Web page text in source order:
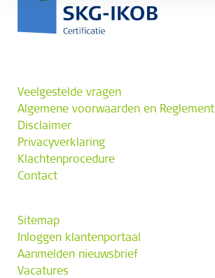
Veelgestelde vragen
Algemene voorwaarden en Reglement
Disclaimer
Privacyverklaring
Klachtenprocedure
Contact
Sitemap
Inloggen klantenportaal
Aanmelden nieuwsbrief
Vacatures